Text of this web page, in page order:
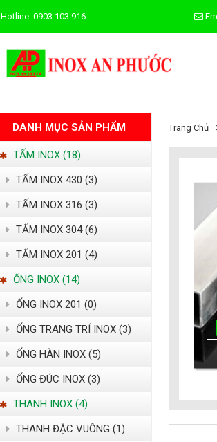
Hotline: 0903.103.916
DANH MỤC SẢN PHẨM
TẤM INOX (18)
TẤM INOX 430 (3)
TẤM INOX 316 (3)
TẤM INOX 304 (6)
TẤM INOX 201 (4)
ỐNG INOX (14)
ỐNG INOX 201 (0)
ỐNG TRANG TRÍ INOX (3)
ỐNG HÀN INOX (5)
ỐNG ĐÚC INOX (3)
THANH INOX (4)
THANH ĐẶC VUÔNG (1)
Trang Chủ